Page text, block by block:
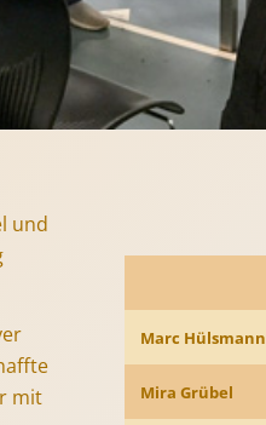
und
mit
Marc Hülsmann
Mira Grübel